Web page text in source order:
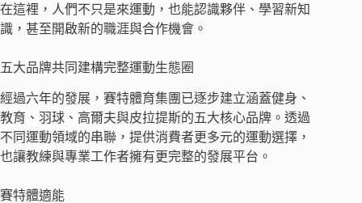
在這裡，人們不只是來運動，也能認識夥伴、學習新知
識，甚至開啟新的職涯與合作機會。
五大品牌共同建構完整運動生態圈
經過六年的發展，賽特體育集團已逐步建立涵蓋健身、
教育、羽球、高爾夫與皮拉提斯的五大核心品牌。透過
不同運動領域的串聯，提供消費者更多元的運動選擇，
也讓教練與專業工作者擁有更完整的發展平台。
賽特體適能